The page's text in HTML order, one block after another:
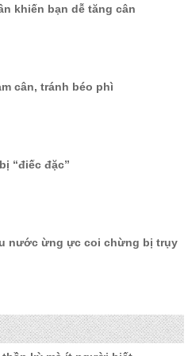
khiến bạn dễ tăng cân
cân, tránh béo phì
“điếc đặc”
nước ừng ực coi chừng bị trụy